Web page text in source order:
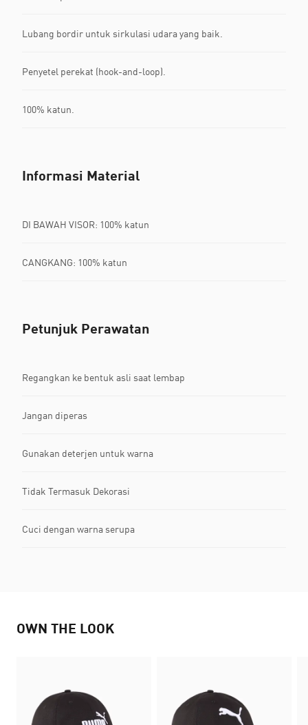
Lubang bordir untuk sirkulasi udara yang baik.
Penyetel perekat (hook-and-loop).
100% katun.
Informasi Material
DI BAWAH VISOR: 100% katun
CANGKANG: 100% katun
Petunjuk Perawatan
Regangkan ke bentuk asli saat lembap
Jangan diperas
Gunakan deterjen untuk warna
Tidak Termasuk Dekorasi
Cuci dengan warna serupa
OWN THE LOOK